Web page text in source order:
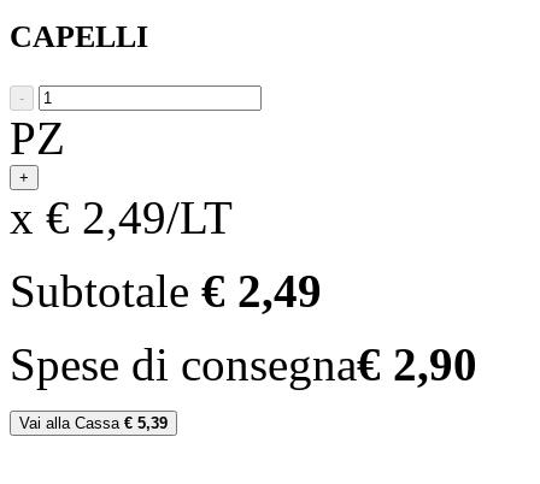
CAPELLI
-
PZ
+
x € 2,49/LT
Subtotale € 2,49
Spese di consegna€ 2,90
Vai alla Cassa € 5,39